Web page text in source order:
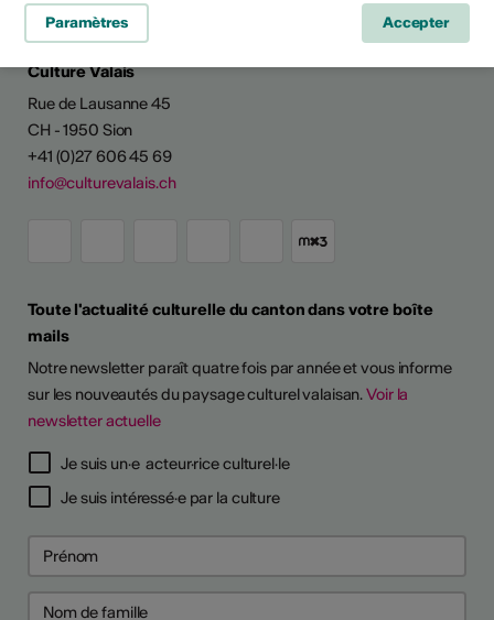
D'ARTISTES
Culture Valais
Rue de Lausanne 45
CH - 1950 Sion
+41 (0)27 606 45 69
info@culturevalais.ch
Toute l'actualité culturelle du canton dans votre boîte
mails
Notre newsletter paraît quatre fois par année et vous informe
sur les nouveautés du paysage culturel valaisan.Voir la
newsletter actuelle
Je suis un·e acteur·rice culturel·le
Je suis intéressé·e par la culture
Paramètres Accepter